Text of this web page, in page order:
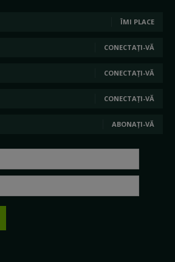
ÎMI PLACE
CONECTAȚI-VĂ
CONECTAȚI-VĂ
CONECTAȚI-VĂ
ABONAȚI-VĂ